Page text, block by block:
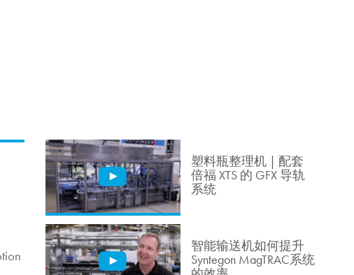
塑料瓶整理机 | 配套
倍福 XTS 的 GFX 导轨
系统
智能输送机如何提升
Syntegon MagTRAC系统